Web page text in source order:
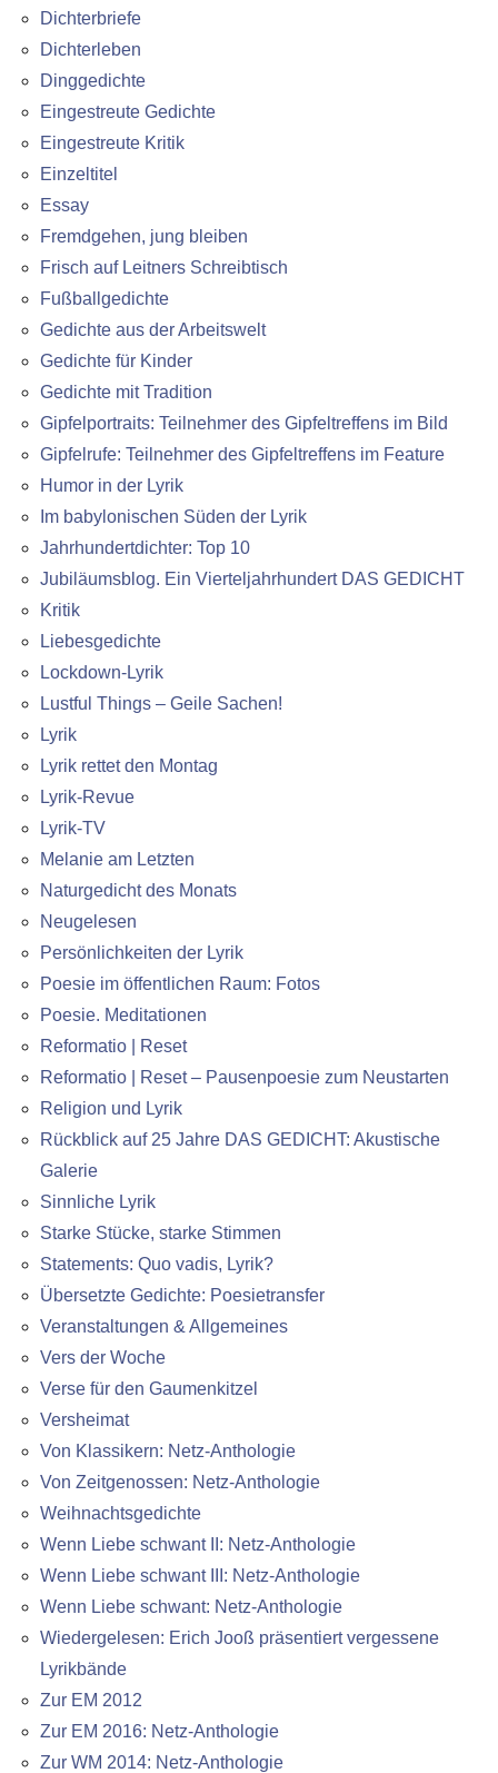
Dichterbriefe
Dichterleben
Dinggedichte
Eingestreute Gedichte
Eingestreute Kritik
Einzeltitel
Essay
Fremdgehen, jung bleiben
Frisch auf Leitners Schreibtisch
Fußballgedichte
Gedichte aus der Arbeitswelt
Gedichte für Kinder
Gedichte mit Tradition
Gipfelportraits: Teilnehmer des Gipfeltreffens im Bild
Gipfelrufe: Teilnehmer des Gipfeltreffens im Feature
Humor in der Lyrik
Im babylonischen Süden der Lyrik
Jahrhundertdichter: Top 10
Jubiläumsblog. Ein Vierteljahrhundert DAS GEDICHT
Kritik
Liebesgedichte
Lockdown-Lyrik
Lustful Things – Geile Sachen!
Lyrik
Lyrik rettet den Montag
Lyrik-Revue
Lyrik-TV
Melanie am Letzten
Naturgedicht des Monats
Neugelesen
Persönlichkeiten der Lyrik
Poesie im öffentlichen Raum: Fotos
Poesie. Meditationen
Reformatio | Reset
Reformatio | Reset – Pausenpoesie zum Neustarten
Religion und Lyrik
Rückblick auf 25 Jahre DAS GEDICHT: Akustische
Galerie
Sinnliche Lyrik
Starke Stücke, starke Stimmen
Statements: Quo vadis, Lyrik?
Übersetzte Gedichte: Poesietransfer
Veranstaltungen & Allgemeines
Vers der Woche
Verse für den Gaumenkitzel
Versheimat
Von Klassikern: Netz-Anthologie
Von Zeitgenossen: Netz-Anthologie
Weihnachtsgedichte
Wenn Liebe schwant II: Netz-Anthologie
Wenn Liebe schwant III: Netz-Anthologie
Wenn Liebe schwant: Netz-Anthologie
Wiedergelesen: Erich Jooß präsentiert vergessene
Lyrikbände
Zur EM 2012
Zur EM 2016: Netz-Anthologie
Zur WM 2014: Netz-Anthologie